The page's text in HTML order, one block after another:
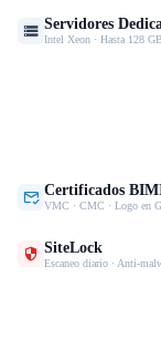
 Servidores
Intel Xeon · Hasta 128
 Certificados
VMC · CMC · Logo en
 SiteLock
Escaneo diario · Anti-